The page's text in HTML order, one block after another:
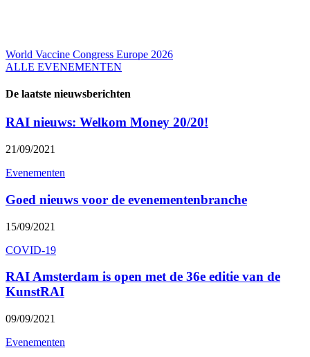
World Vaccine Congress Europe 2026
ALLE EVENEMENTEN
De laatste nieuwsberichten
RAI nieuws: Welkom Money 20/20!
21/09/2021
Evenementen
Goed nieuws voor de evenementenbranche
15/09/2021
COVID-19
RAI Amsterdam is open met de 36e editie van de
KunstRAI
09/09/2021
Evenementen